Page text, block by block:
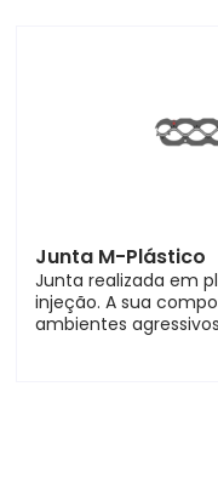
moldes de
a utilização em